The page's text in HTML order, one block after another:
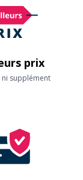
prix
ni supplément